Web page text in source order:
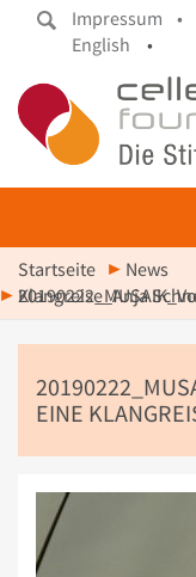
Impressum •
English
•
Startseite
News
20190222_MUSAIK_Von Prohlis zum Mond. Eine
EINE